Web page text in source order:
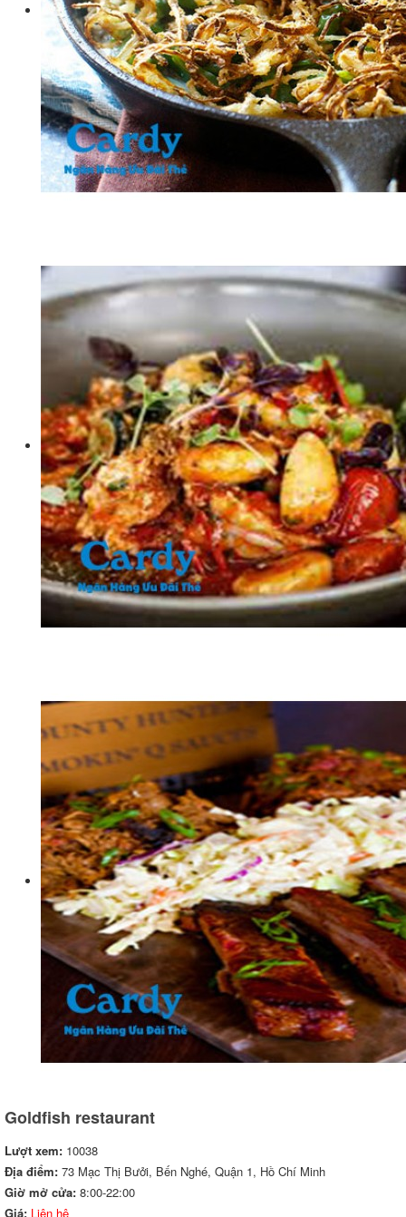
Goldfish restaurant
Lượt xem: 10038
Địa điểm: 73 Mạc Thị Bưởi, Bến Nghé, Quận 1, Hồ Chí Minh
Giờ mở cửa: 8:00-22:00
Giá: Liên hệ